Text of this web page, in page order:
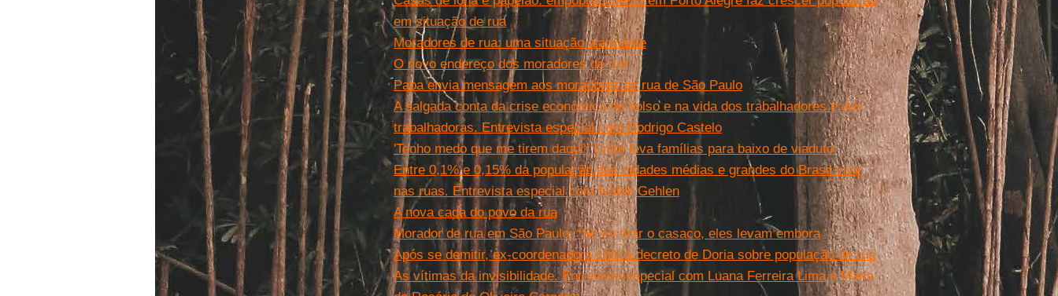
em situação de rua
Moradores de rua: uma situação alarmante
O novo endereço dos moradores de rua
Papa envia mensagem aos moradores de rua de São Paulo
A salgada conta da crise econômica no bolso e na vida dos trabalhadores e das
trabalhadoras. Entrevista especial com Rodrigo Castelo
'Tenho medo que me tirem daqui': Crise leva famílias para baixo de viaduto
Entre 0,1% e 0,15% da população das cidades médias e grandes do Brasil vive
nas ruas. Entrevista especial com Ivaldo Gehlen
A nova cada do povo da rua
Morador de rua em São Paulo: “Se eu tirar o casaco, eles levam embora
Após se demitir, ex-coordenadora critica decreto de Doria sobre população de rua
As vítimas da invisibilidade. Entrevista especial com Luana Ferreira Lima e Maria